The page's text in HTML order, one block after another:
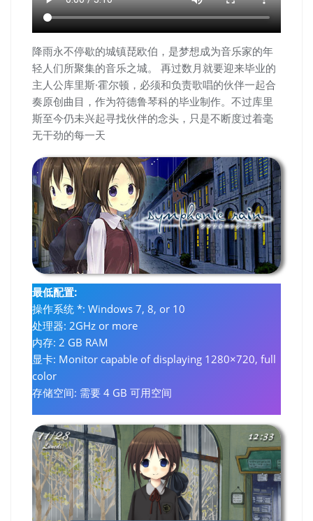
降雨永不停歇的城镇琵欧伯，是梦想成为音乐家的年
轻人们所聚集的音乐之城。 再过数月就要迎来毕业的
主人公库里斯·霍尔顿，必须和负责歌唱的伙伴一起合
奏原创曲目，作为符德鲁琴科的毕业制作。不过库里
斯至今仍未兴起寻找伙伴的念头，只是不断度过着毫
无干劲的每一天
最低配置:
操作系统 *: Windows 7, 8, or 10
处理器: 2GHz or more
内存: 2 GB RAM
显卡: Monitor capable of displaying 1280×720, full
color
存储空间: 需要 4 GB 可用空间